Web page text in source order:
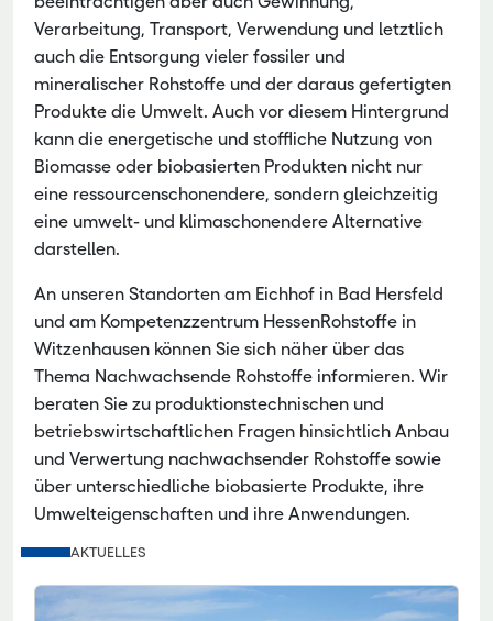
Verarbeitung, Transport, Verwendung und letztlich
auch die Entsorgung vieler fossiler und
mineralischer Rohstoffe und der daraus gefertigten
Produkte die Umwelt. Auch vor diesem Hintergrund
kann die energetische und stoffliche Nutzung von
Biomasse oder biobasierten Produkten nicht nur
eine ressourcenschonendere, sondern gleichzeitig
eine umwelt- und klimaschonendere Alternative
darstellen.
An unseren Standorten am Eichhof in Bad Hersfeld
und am Kompetenzzentrum HessenRohstoffe in
Witzenhausen können Sie sich näher über das
Thema Nachwachsende Rohstoffe informieren. Wir
beraten Sie zu produktionstechnischen und
betriebswirtschaftlichen Fragen hinsichtlich Anbau
und Verwertung nachwachsender Rohstoffe sowie
über unterschiedliche biobasierte Produkte, ihre
Umwelteigenschaften und ihre Anwendungen.
AKTUELLES